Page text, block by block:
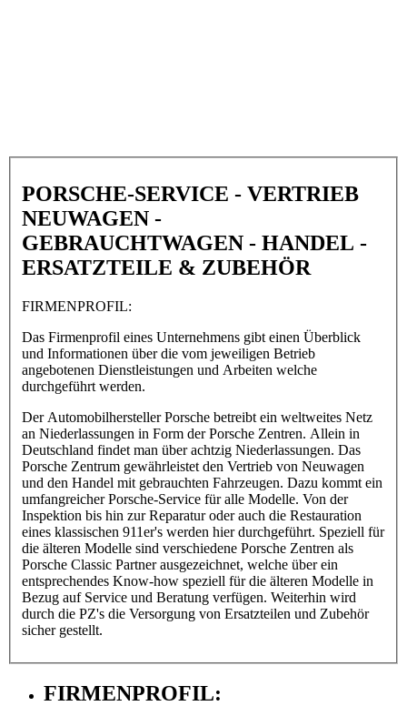
PORSCHE-SERVICE - VERTRIEB
NEUWAGEN -
GEBRAUCHTWAGEN - HANDEL -
ERSATZTEILE & ZUBEHÖR
FIRMENPROFIL:
Das Firmenprofil eines Unternehmens gibt einen Überblick
und Informationen über die vom jeweiligen Betrieb
angebotenen Dienstleistungen und Arbeiten welche
durchgeführt werden.
Der Automobilhersteller Porsche betreibt ein weltweites Netz
an Niederlassungen in Form der Porsche Zentren. Allein in
Deutschland findet man über achtzig Niederlassungen. Das
Porsche Zentrum gewährleistet den Vertrieb von Neuwagen
und den Handel mit gebrauchten Fahrzeugen. Dazu kommt ein
umfangreicher Porsche-Service für alle Modelle. Von der
Inspektion bis hin zur Reparatur oder auch die Restauration
eines klassischen 911er's werden hier durchgeführt. Speziell für
die älteren Modelle sind verschiedene Porsche Zentren als
Porsche Classic Partner ausgezeichnet, welche über ein
entsprechendes Know-how speziell für die älteren Modelle in
Bezug auf Service und Beratung verfügen. Weiterhin wird
durch die PZ's die Versorgung von Ersatzteilen und Zubehör
sicher gestellt.
FIRMENPROFIL: